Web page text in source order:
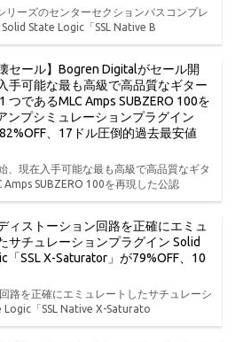
リーズのセンターセクションバスコンプレ
State Logic「SSL Native B
セール】Bogren Digitalがセール開
手可能な最も高級で高品質なギター
つであるMLC Amps SUBZERO 100を
ンプシミュレーションプラグイン
、17ドル圧倒的過去最安値
現在入手可能な最も高級で高品質なギタ
Amps SUBZERO 100を再現した公認
ィストーション回路を正確にエミュ
サチュレーションプラグイン Solid
「SSL X-Saturator」が79%OFF、10
路を正確にエミュレートしたサチュレーシ
Logic「SSL Native X-Saturato